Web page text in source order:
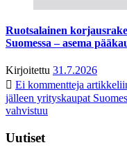
Ruotsalainen
Suomessa – asema
Kirjoitettu 31.7.2026
Ei kommentteja
jälleen yrityskaupat
vahvistuu
Uutiset